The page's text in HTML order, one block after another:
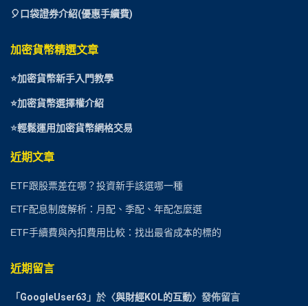
🎈口袋證券介紹(優惠手續費)
加密貨幣精選文章
⭐加密貨幣新手入門教學
⭐加密貨幣選擇權介紹
⭐輕鬆運用加密貨幣網格交易
近期文章
ETF跟股票差在哪？投資新手該選哪一種
ETF配息制度解析：月配、季配、年配怎麼選
ETF手續費與內扣費用比較：找出最省成本的標的
近期留言
「 GoogleUser63 」於〈與財經KOL的互動〉發佈留言